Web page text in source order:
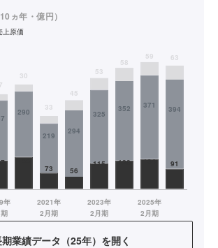
ヵ年・億円）
上原価
業績データ（25年）を開く